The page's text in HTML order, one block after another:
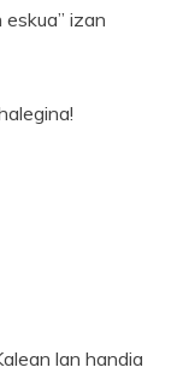
eskua” izan
lan handia